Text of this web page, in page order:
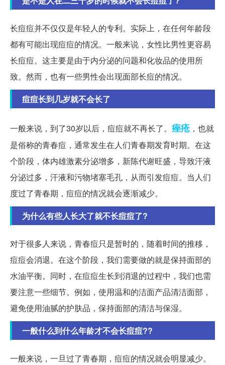
长痘痘并不仅仅是年轻人的专利。实际上，在任何年龄段
都有可能出现痘痘的情况。一般来说，女性比男性更容易
长痘痘。这主要是由于内分泌的问题和化妆品的使用所
致。然而，也有一些男性会出现面部长痘的情况。
痘痘长到几岁就不会长了
一般来说，到了30岁以后，痘痘就不再长了。 痤疮 ，也就
是俗称的青春痘，通常发生在人们青春期发育时期。在这
个阶段，体内雄激素分泌增多，新陈代谢旺盛，导致汗液
分泌过多，汗液和污物堵塞毛孔，从而引发痘痘。当人们
度过了青春期，痘痘的情况就会逐渐减少。
为什么有些人长大了就不长痘痘了?
对于很多人来说，青春痘只是暂时的，随着时间的推移，
痘痘会消退。在这个阶段，我们需要做的就是保持面部的
水油平衡。同时，在痘痘生长到消退的过程中，我们也需
要注意一些细节。例如，使用温和的洁面产品清洁面部，
避免使用油腻的护肤品，保持面部的清洁与保湿。
一般什么到什么年龄才不会长痘痘??
一般来说，一旦过了青春期，痘痘的情况就会明显减少。